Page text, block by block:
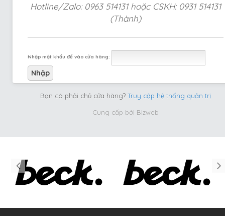
Hotline/Zalo: 0963 514131 hoặc CSKH: 0931 514131
(Thành)
Nhập mật khẩu để vào cửa hàng:
Bạn có phải chủ cửa hàng? Truy cập hệ thống quản trị
Cung cấp bởi Bizweb